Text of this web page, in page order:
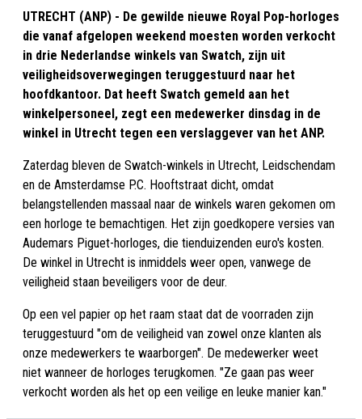
UTRECHT (ANP) - De gewilde nieuwe Royal Pop-horloges
die vanaf afgelopen weekend moesten worden verkocht
in drie Nederlandse winkels van Swatch, zijn uit
veiligheidsoverwegingen teruggestuurd naar het
hoofdkantoor. Dat heeft Swatch gemeld aan het
winkelpersoneel, zegt een medewerker dinsdag in de
winkel in Utrecht tegen een verslaggever van het ANP.
Zaterdag bleven de Swatch-winkels in Utrecht, Leidschendam
en de Amsterdamse P.C. Hooftstraat dicht, omdat
belangstellenden massaal naar de winkels waren gekomen om
een horloge te bemachtigen. Het zijn goedkopere versies van
Audemars Piguet-horloges, die tienduizenden euro's kosten.
De winkel in Utrecht is inmiddels weer open, vanwege de
veiligheid staan beveiligers voor de deur.
Op een vel papier op het raam staat dat de voorraden zijn
teruggestuurd "om de veiligheid van zowel onze klanten als
onze medewerkers te waarborgen". De medewerker weet
niet wanneer de horloges terugkomen. "Ze gaan pas weer
verkocht worden als het op een veilige en leuke manier kan."